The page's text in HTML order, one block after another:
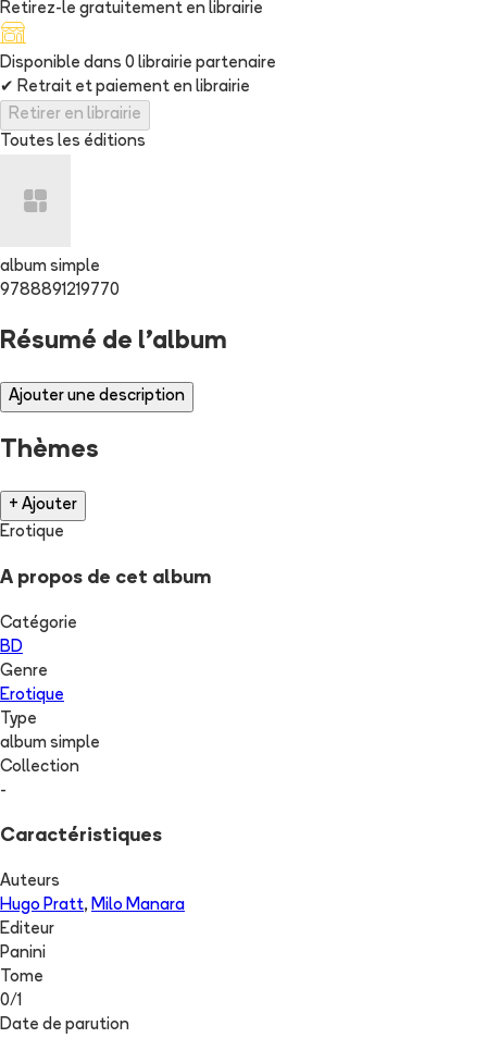
Retirez-le gratuitement en librairie
Disponible dans 0 librairie partenaire
✔ Retrait et paiement en librairie
Retirer en librairie
Toutes les éditions
album simple
9788891219770
Résumé de l'album
Ajouter une description
Thèmes
+ Ajouter
Erotique
A propos de cet album
Catégorie
BD
Genre
Erotique
Type
album simple
Collection
-
Caractéristiques
Auteurs
Hugo Pratt, Milo Manara
Editeur
Panini
Tome
0/1
Date de parution